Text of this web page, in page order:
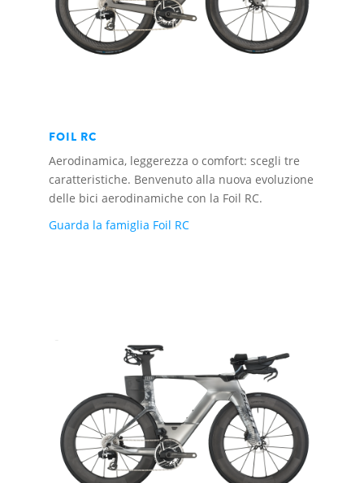
FOIL RC
Aerodinamica, leggerezza o comfort: scegli tre
caratteristiche. Benvenuto alla nuova evoluzione
delle bici aerodinamiche con la Foil RC.
Guarda la famiglia Foil RC